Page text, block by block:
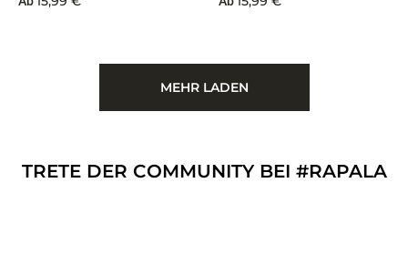
MEHR LADEN
TRETE DER COMMUNITY BEI #RAPALA